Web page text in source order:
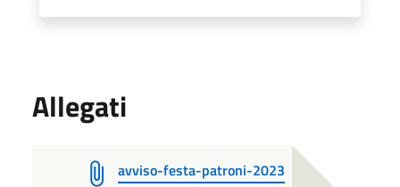
Allegati
avviso-festa-patroni-2023